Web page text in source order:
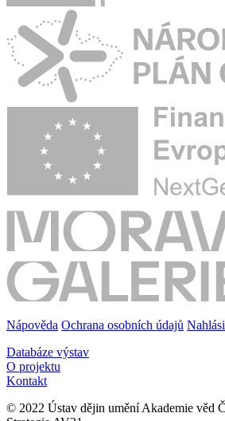
Nápověda Ochrana osobních údajů
Databáze výstav
O projektu
Kontakt
© 2022 Ústav dějin umění Akademie věd